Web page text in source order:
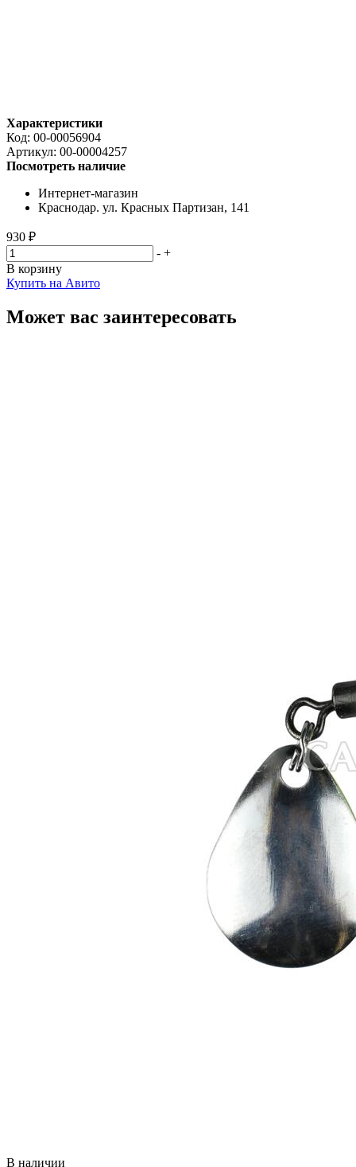
Характеристики
Код: 00-00056904
Артикул: 00-00004257
Посмотреть наличие
Интернет-магазин
Краснодар. ул. Красных Партизан, 141
930 ₽
- +
В корзину
Купить на Авито
Может вас заинтересовать
В наличии